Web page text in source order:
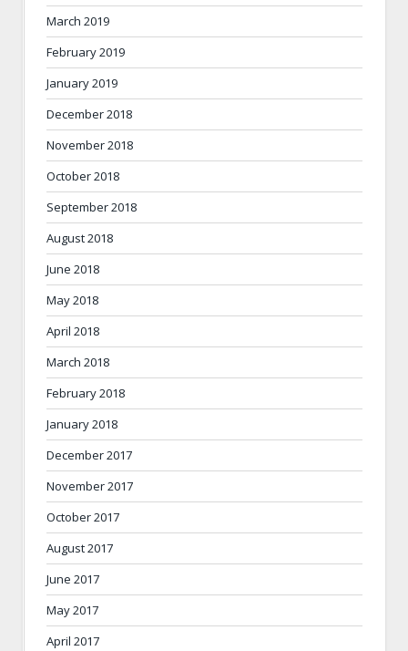
March 2019
February 2019
January 2019
December 2018
November 2018
October 2018
September 2018
August 2018
June 2018
May 2018
April 2018
March 2018
February 2018
January 2018
December 2017
November 2017
October 2017
August 2017
June 2017
May 2017
April 2017